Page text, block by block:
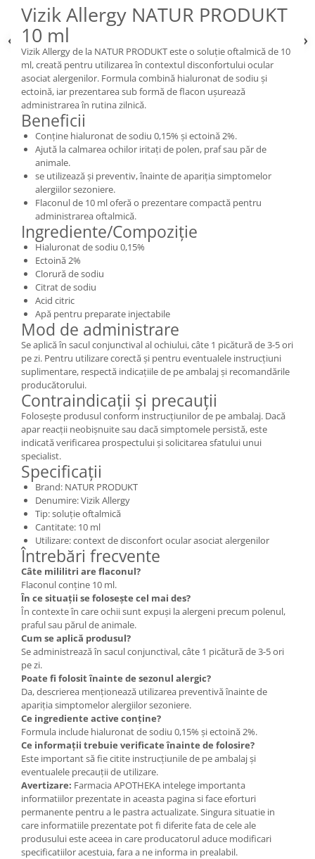
Vizik Allergy NATUR PRODUKT
10 ml
Vizik Allergy de la NATUR PRODUKT este o soluție oftalmică de 10
ml, creată pentru utilizarea în contextul disconfortului ocular
asociat alergenilor. Formula combină hialuronat de sodiu și
ectoină, iar prezentarea sub formă de flacon ușurează
administrarea în rutina zilnică.
Beneficii
Conține hialuronat de sodiu 0,15% și ectoină 2%.
Ajută la calmarea ochilor iritați de polen, praf sau păr de
animale.
se utilizează și preventiv, înainte de apariția simptomelor
alergiilor sezoniere.
Flaconul de 10 ml oferă o prezentare compactă pentru
administrarea oftalmică.
Ingrediente/Compoziție
Hialuronat de sodiu 0,15%
Ectoină 2%
Clorură de sodiu
Citrat de sodiu
Acid citric
Apă pentru preparate injectabile
Mod de administrare
Se aplică în sacul conjunctival al ochiului, câte 1 picătură de 3-5 ori
pe zi. Pentru utilizare corectă și pentru eventualele instrucțiuni
suplimentare, respectă indicațiile de pe ambalaj și recomandările
producătorului.
Contraindicații și precauții
Folosește produsul conform instrucțiunilor de pe ambalaj. Dacă
apar reacții neobișnuite sau dacă simptomele persistă, este
indicată verificarea prospectului și solicitarea sfatului unui
specialist.
Specificații
Brand: NATUR PRODUKT
Denumire: Vizik Allergy
Tip: soluție oftalmică
Cantitate: 10 ml
Utilizare: context de disconfort ocular asociat alergenilor
Întrebări frecvente
Câte mililitri are flaconul?
Flaconul conține 10 ml.
În ce situații se folosește cel mai des?
În contexte în care ochii sunt expuși la alergeni precum polenul,
praful sau părul de animale.
Cum se aplică produsul?
Se administrează în sacul conjunctival, câte 1 picătură de 3-5 ori
pe zi.
Poate fi folosit înainte de sezonul alergic?
Da, descrierea menționează utilizarea preventivă înainte de
apariția simptomelor alergiilor sezoniere.
Ce ingrediente active conține?
Formula include hialuronat de sodiu 0,15% și ectoină 2%.
Ce informații trebuie verificate înainte de folosire?
Este important să fie citite instrucțiunile de pe ambalaj și
eventualele precauții de utilizare.
Avertizare: Farmacia APOTHEKA intelege importanta
informatiilor prezentate in aceasta pagina si face eforturi
permanente pentru a le pastra actualizate. Singura situatie in
care informatiile prezentate pot fi diferite fata de cele ale
produsului este aceea in care producatorul aduce modificari
specificatiilor acestuia, fara a ne informa in prealabil.